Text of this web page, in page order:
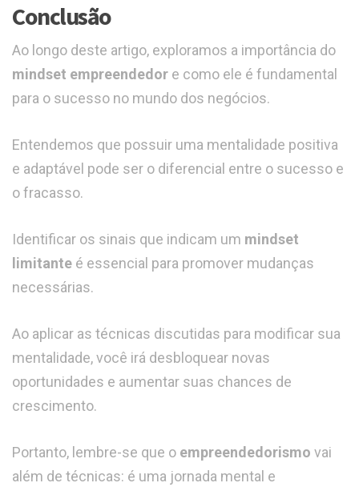
Conclusão
Ao longo deste artigo, exploramos a importância do
mindset empreendedor e como ele é fundamental
para o sucesso no mundo dos negócios.
Entendemos que possuir uma mentalidade positiva
e adaptável pode ser o diferencial entre o sucesso e
o fracasso.
Identificar os sinais que indicam um mindset
limitante é essencial para promover mudanças
necessárias.
Ao aplicar as técnicas discutidas para modificar sua
mentalidade, você irá desbloquear novas
oportunidades e aumentar suas chances de
crescimento.
Portanto, lembre-se que o empreendedorismo vai
além de técnicas: é uma jornada mental e